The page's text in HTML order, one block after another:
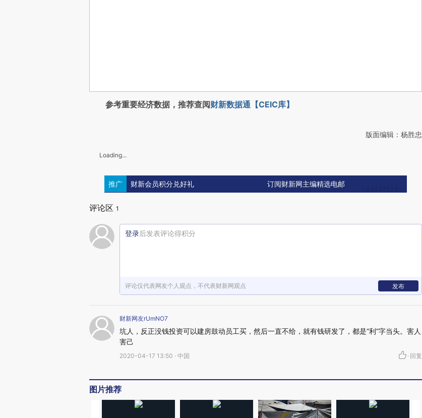
参考重要经济数据，推荐查阅财新数据通【CEIC库】
版面编辑：杨胜忠
Loading...
推广 财新会员积分兑好礼 订阅财新网主编精选电邮
评论区 1
登录后发表评论得积分
评论仅代表网友个人观点，不代表财新网观点 发布
财新网友rUmNO7
坑人，反正没钱投资可以建房鼓动员工买，然后一直不给，就有钱研发了，都是“利”字当头。害人
害己
2020-04-17 13:50 · 中国 · 回复
图片推荐